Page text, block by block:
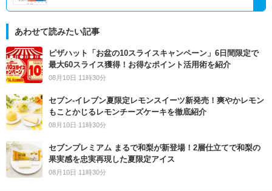
あわせて読みたい記事
ピザハット「お盆の10スライスキャンペーン」6日間限定で
最大60スライス獲得！お得なポイント活用術を紹介
08月10日 11時30分
セブン‐イレブン夏限定レモンスイーツ新発売！爽やかレモン
もことかじるレモンチーズケーキを徹底紹介
08月10日 11時30分
セブンプレミアム まるで和梨が新登場！2層仕立てで和梨の
果実感を忠実再現した夏限定アイス
08月10日 11時30分